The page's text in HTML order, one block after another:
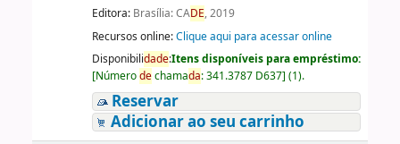
Editora: Brasília: CADE, 2019
Recursos online:Clique aqui para acessar online
Disponibilidade:Itens disponíveis para empréstimo:
[Númerodechamada:341.3787 D637] (1).
Reservar
Adicionar ao seu carrinho